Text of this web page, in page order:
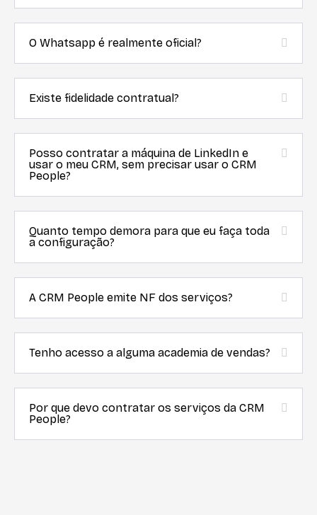
O Whatsapp é realmente oficial?
Existe fidelidade contratual?
Posso contratar a máquina de LinkedIn e
usar o meu CRM, sem precisar usar o CRM
People?
Quanto tempo demora para que eu faça toda
a configuração?
A CRM People emite NF dos serviços?
Tenho acesso a alguma academia de vendas?
Por que devo contratar os serviços da CRM
People?